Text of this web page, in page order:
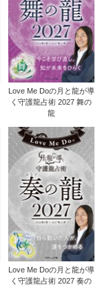
Love Me Doの月と龍が導
く守護龍占術 2027 舞の
龍
Love Me Doの月と龍が導
く守護龍占術 2027 奏の